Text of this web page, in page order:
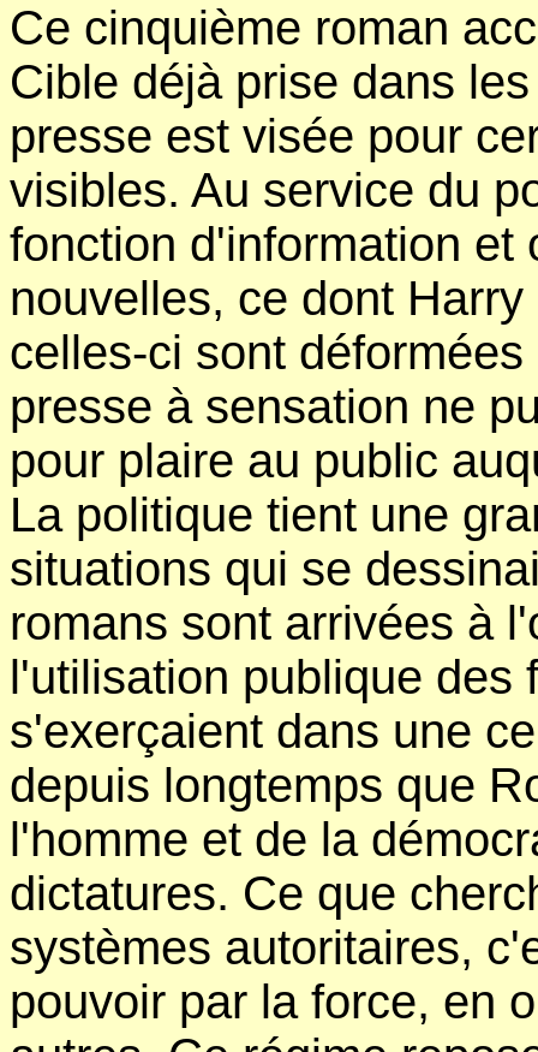
Ce cinquième roman
Cible déjà prise dans
presse est visée pour
visibles. Au service du
fonction d'information et
nouvelles, ce dont
celles-ci sont
presse à sensation ne
pour plaire au public
La politique tient une
situations qui se
romans sont arrivées à
l'utilisation publique des
s'exerçaient dans une
depuis longtemps que
l'homme et de la
dictatures. Ce que
systèmes autoritaires,
pouvoir par la force, en